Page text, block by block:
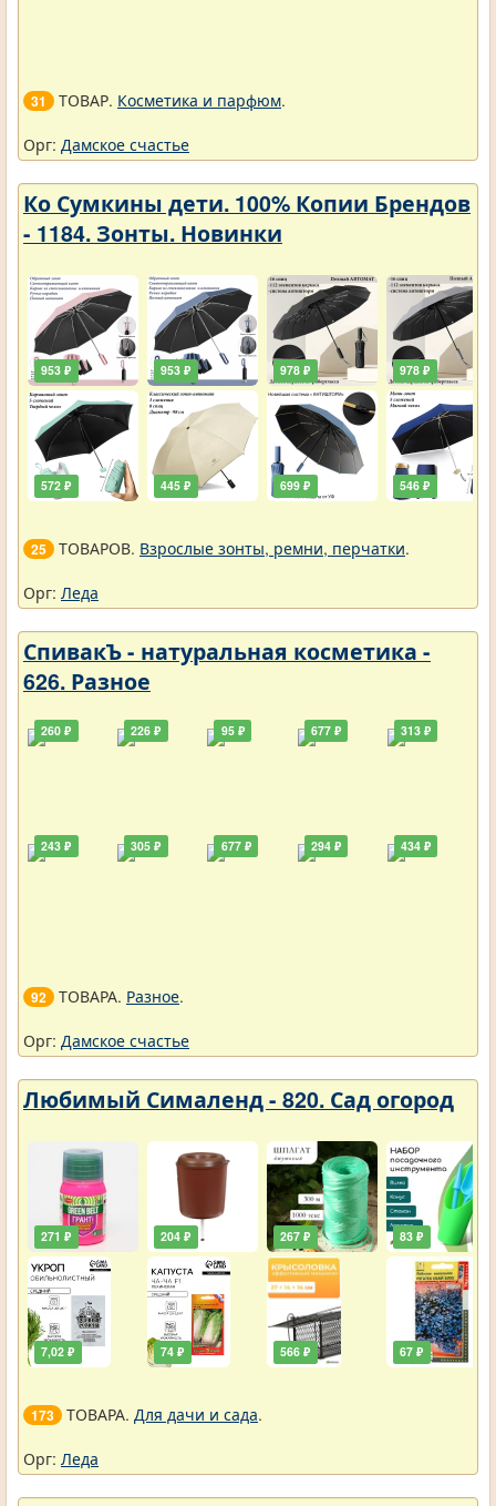
31 ТОВАР. Косметика и парфюм.
Орг: Дамское счастье
Ко Сумкины дети. 100% Копии Брендов
- 1184. Зонты. Новинки
953 ₽
572 ₽
953 ₽
445 ₽
978 ₽
699 ₽
978 ₽
546 ₽
25 ТОВАРОВ. Взрослые зонты, ремни, перчатки.
Орг: Леда
СпивакЪ - натуральная косметика -
626. Разное
260 ₽
243 ₽
226 ₽
305 ₽
95 ₽
677 ₽
677 ₽
294 ₽
313 ₽
434 ₽
92 ТОВАРА. Разное.
Орг: Дамское счастье
Любимый Сималенд - 820. Сад огород
271 ₽
7,02 ₽
204 ₽
74 ₽
267 ₽
566 ₽
83 ₽
67 ₽
173 ТОВАРА. Для дачи и сада.
Орг: Леда